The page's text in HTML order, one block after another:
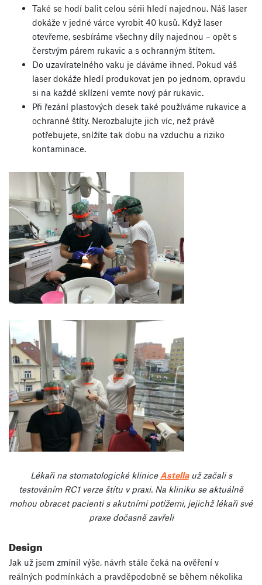
Také se hodí balit celou sérii hledí najednou. Náš laser
dokáže v jedné várce vyrobit 40 kusů. Když laser
otevřeme, sesbíráme všechny díly najednou – opět s
čerstvým párem rukavic a s ochranným štítem.
Do uzavíratelného vaku je dáváme ihned. Pokud váš
laser dokáže hledí produkovat jen po jednom, opravdu
si na každé sklízení vemte nový pár rukavic.
Při řezání plastových desek také používáme rukavice a
ochranné štíty. Nerozbalujte jich víc, než právě
potřebujete, snížíte tak dobu na vzduchu a riziko
kontaminace.
Lékaři na stomatologické klinice Astellauž začali s
testováním RC1 verze štítu v praxi. Na kliniku se aktuálně
mohou obracet pacienti s akutními potížemi, jejichž lékaři své
praxe dočasně zavřeli
Design
Jak už jsem zmínil výše, návrh stále čeká na ověření v
reálných podmínkách a pravděpodobně se během několika